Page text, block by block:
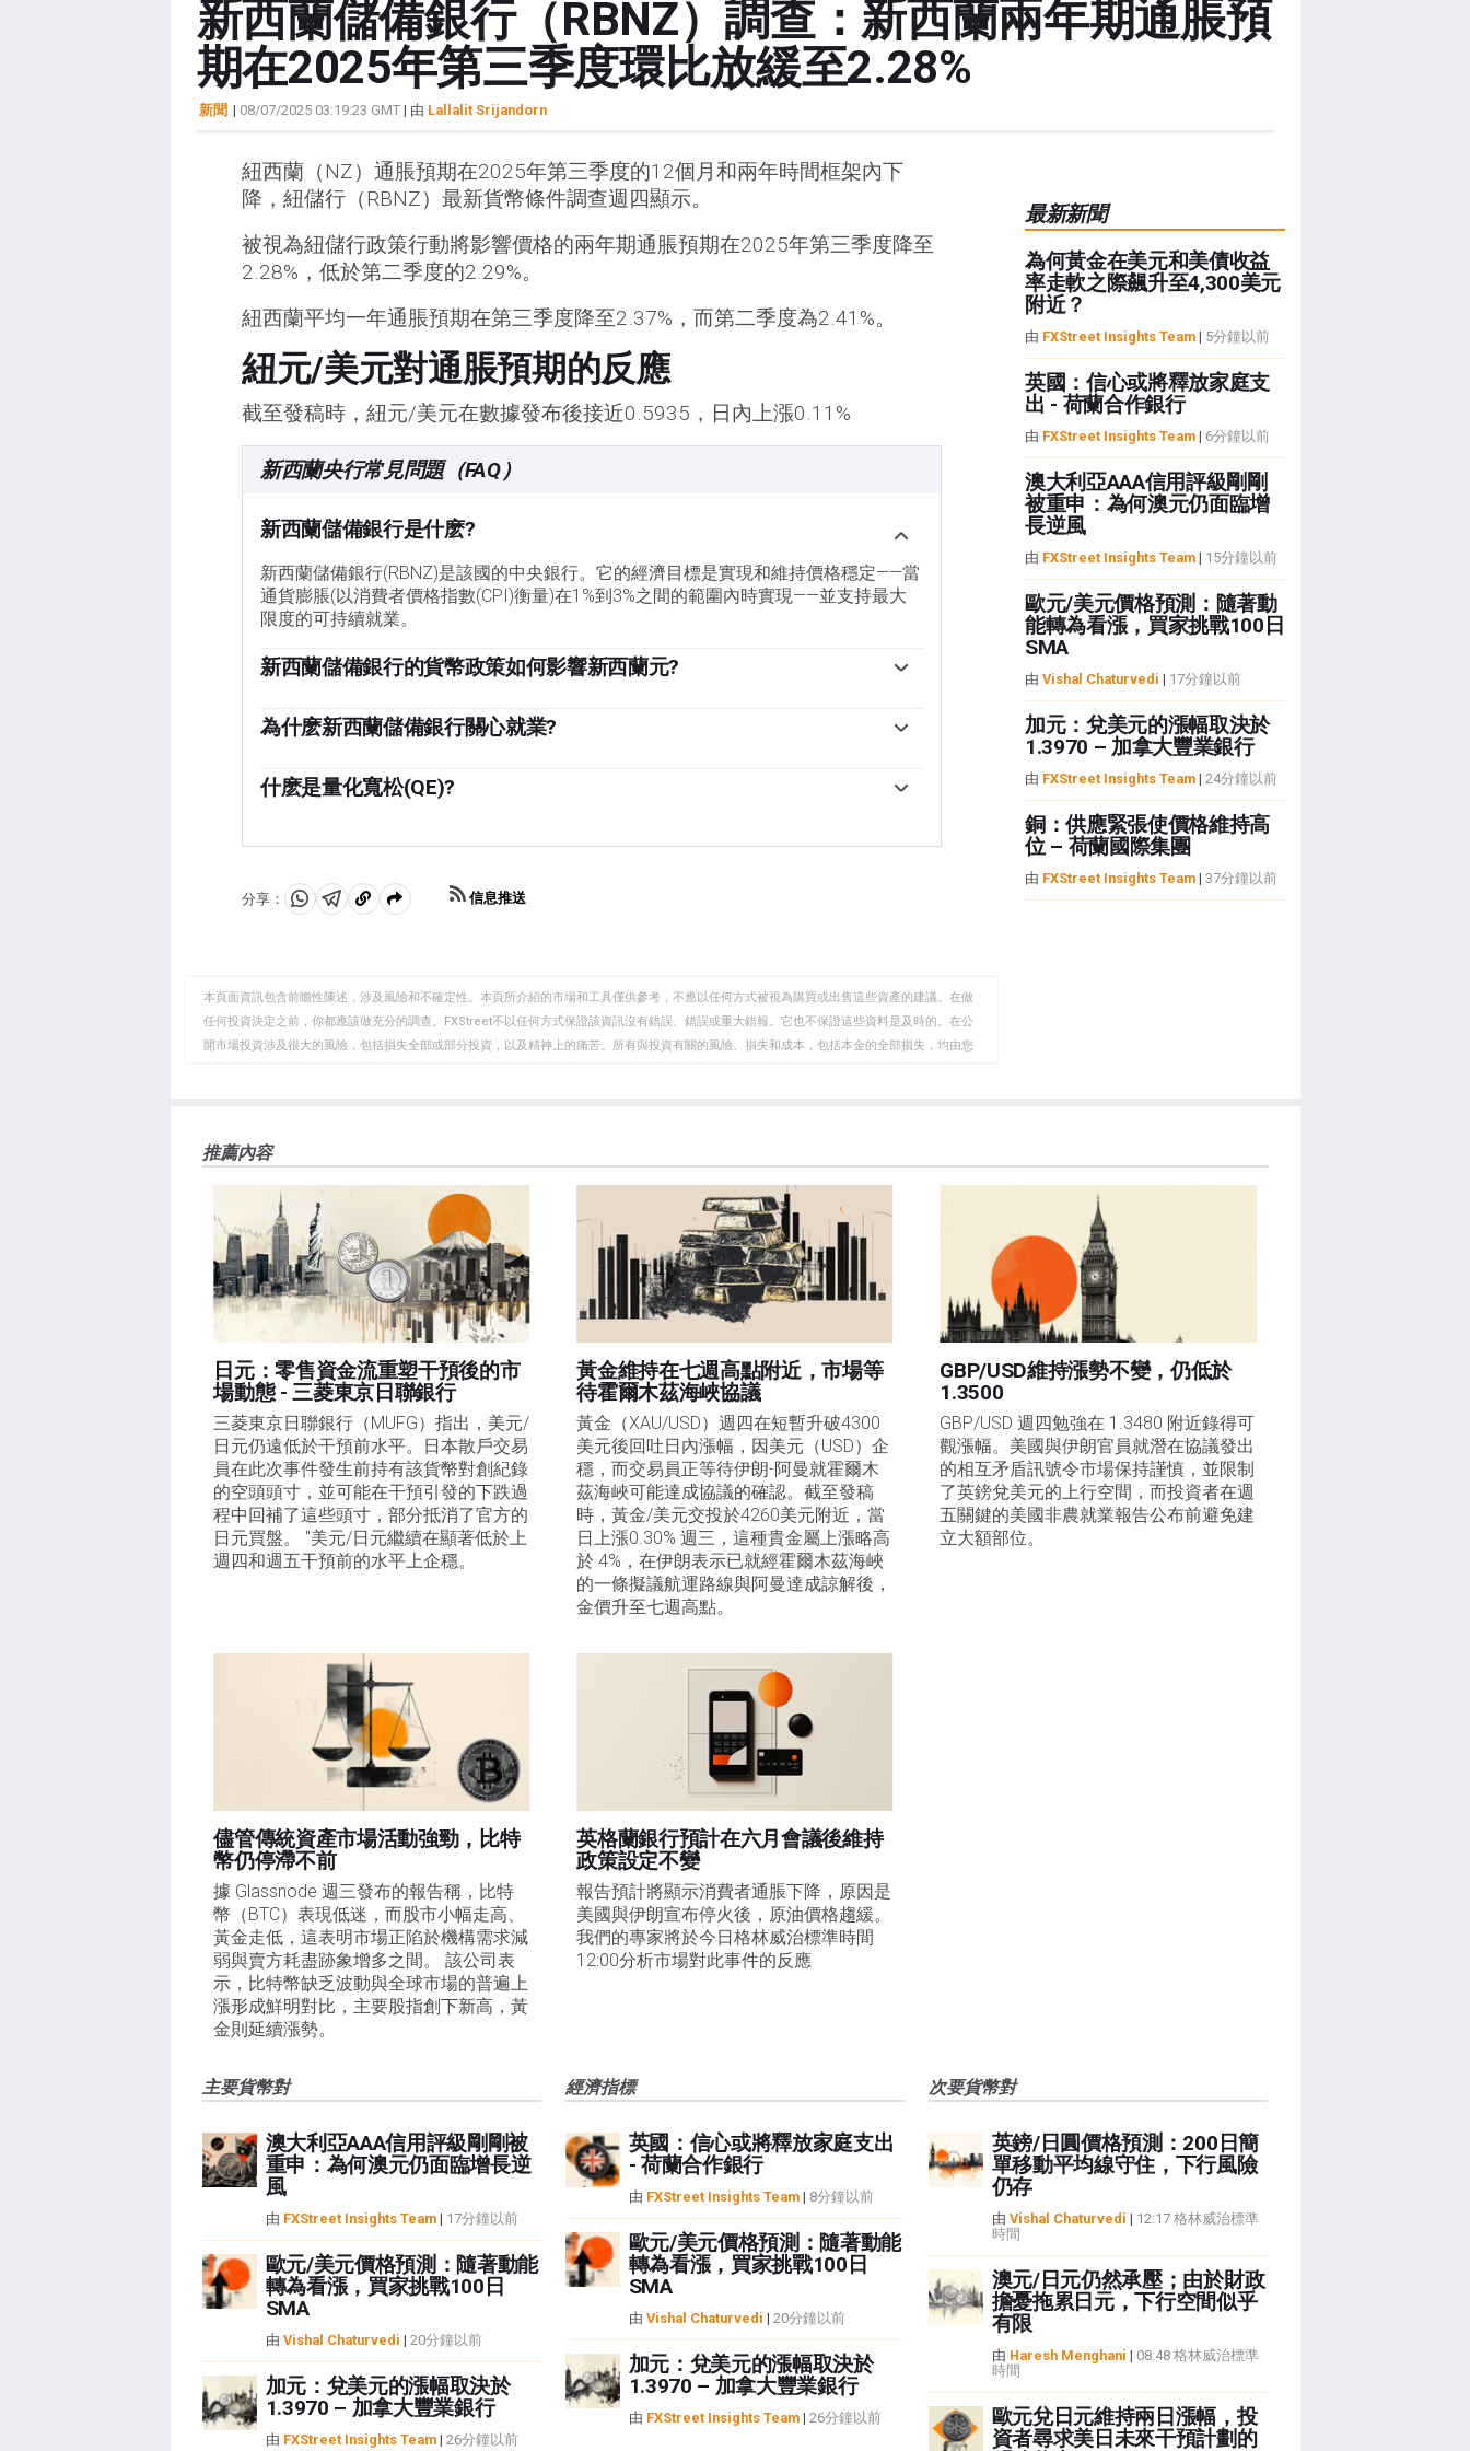
新西蘭儲備銀行（RBNZ）調查：新西蘭兩年期通脹預
期在2025年第三季度環比放緩至2.28%
新聞 | 08/07/2025 03:19:23 GMT| 由 Lallalit Srijandorn
紐西蘭（NZ）通脹預期在2025年第三季度的12個月和兩年時間框架內下
降，紐儲行（RBNZ）最新貨幣條件調查週四顯示。
被視為紐儲行政策行動將影響價格的兩年期通脹預期在2025年第三季度降至
2.28%，低於第二季度的2.29%。
紐西蘭平均一年通脹預期在第三季度降至2.37%，而第二季度為2.41%。
紐元/美元對通脹預期的反應
截至發稿時，紐元/美元在數據發布後接近0.5935，日內上漲0.11%
新西蘭央行常見問題（FAQ）
新西蘭儲備銀行是什麽?
新西蘭儲備銀行(RBNZ)是該國的中央銀行。它的經濟目標是實現和維持價格穩定——當
通貨膨脹(以消費者價格指數(CPI)衡量)在1%到3%之間的範圍內時實現——並支持最大
限度的可持續就業。
新西蘭儲備銀行的貨幣政策如何影響新西蘭元?
(OCR)水平。當通脹高於目標時，央行將試圖通過提高關鍵的OCR來抑製通脹，提高家
的，因為它們會導致更高的收益率，使新西蘭對投資者更具吸引力。相反，低利率往
往會削弱紐元。
為什麽新西蘭儲備銀行關心就業?
脹。新西蘭央行的「最大可持續就業」目標被定義為勞動力資源的最高利用率，可以
將導致物價越來越快地上漲，從而要求貨幣政策委員會提高利率，以控製通脹。」
什麽是量化寬松(QE)?
量化寬松是指新西蘭央行印製本國貨幣，然後用這些貨幣從銀行和其他金融機構購買
量化寬松通常會導致新西蘭元(NZD)走弱。當僅僅降低利率不太可能實現央行的目標
時，量化寬松是最後的手段。新西蘭儲備銀行在Covid-19大流行期間使用了它。
分享：
分
WhatsApp
分
Telegram
複
剪
貼
板
信息推送
本頁面資訊包含前瞻性陳述，涉及風險和不確定性。本頁所介紹的市場和工具僅供參考，不應以任何方式被視為購買或出售這些資產的建議。在做
任何投資決定之前，你都應該做充分的調查。FXStreet不以任何方式保證該資訊沒有錯誤、錯誤或重大錯報。它也不保證這些資料是及時的。在公
開市場投資涉及很大的風險，包括損失全部或部分投資，以及精神上的痛苦。所有與投資有關的風險、損失和成本，包括本金的全部損失，均由您
FXStreet和作者不提供個性化的建議。作者對該資訊的準確性、完整性或適用性不作任何陳述。FXStreet和作者將不承擔任何錯誤，遺漏或任何損
失，傷害或損害由此資訊及其顯示或使用引起的。錯誤和遺漏除外。本文作者和FXStreet並非註冊投資顧問，本文內容無意提供任何投資建議。
最新新聞
為何黃金在美元和美債收益
率走軟之際飆升至4,300美元
附近？
由 FXStreet Insights Team| 5分鐘以前
英國：信心或將釋放家庭支
出 - 荷蘭合作銀行
由 FXStreet Insights Team| 6分鐘以前
澳大利亞AAA信用評級剛剛
被重申：為何澳元仍面臨增
長逆風
由 FXStreet Insights Team| 15分鐘以前
歐元/美元價格預測：隨著動
能轉為看漲，買家挑戰100日
SMA
由 Vishal Chaturvedi | 17分鐘以前
加元：兌美元的漲幅取決於
1.3970 – 加拿大豐業銀行
由 FXStreet Insights Team| 24分鐘以前
銅：供應緊張使價格維持高
位 – 荷蘭國際集團
由 FXStreet Insights Team| 37分鐘以前
推薦內容
日元：零售資金流重塑干預後的市
場動態 - 三菱東京日聯銀行
三菱東京日聯銀行（MUFG）指出，美元/
日元仍遠低於干預前水平。日本散戶交易
員在此次事件發生前持有該貨幣對創紀錄
的空頭頭寸，並可能在干預引發的下跌過
程中回補了這些頭寸，部分抵消了官方的
日元買盤。 "美元/日元繼續在顯著低於上
週四和週五干預前的水平上企穩。
黃金維持在七週高點附近，市場等
待霍爾木茲海峽協議
黃金（XAU/USD）週四在短暫升破4300
美元後回吐日內漲幅，因美元（USD）企
穩，而交易員正等待伊朗-阿曼就霍爾木
茲海峽可能達成協議的確認。截至發稿
時，黃金/美元交投於4260美元附近，當
日上漲0.30% 週三，這種貴金屬上漲略高
於 4%，在伊朗表示已就經霍爾木茲海峽
的一條擬議航運路線與阿曼達成諒解後，
金價升至七週高點。
GBP/USD維持漲勢不變，仍低於
1.3500
GBP/USD 週四勉強在 1.3480 附近錄得可
觀漲幅。美國與伊朗官員就潛在協議發出
的相互矛盾訊號令市場保持謹慎，並限制
了英鎊兌美元的上行空間，而投資者在週
五關鍵的美國非農就業報告公布前避免建
立大額部位。
儘管傳統資產市場活動強勁，比特
幣仍停滯不前
據 Glassnode 週三發布的報告稱，比特
幣（BTC）表現低迷，而股市小幅走高、
黃金走低，這表明市場正陷於機構需求減
弱與賣方耗盡跡象增多之間。 該公司表
示，比特幣缺乏波動與全球市場的普遍上
漲形成鮮明對比，主要股指創下新高，黃
金則延續漲勢。
英格蘭銀行預計在六月會議後維持
政策設定不變
報告預計將顯示消費者通脹下降，原因是
美國與伊朗宣布停火後，原油價格趨緩。
我們的專家將於今日格林威治標準時間
12:00分析市場對此事件的反應
主要貨幣對
澳大利亞AAA信用評級剛剛被
重申：為何澳元仍面臨增長逆
風
由 FXStreet Insights Team| 17分鐘以前
歐元/美元價格預測：隨著動能
轉為看漲，買家挑戰100日
SMA
由 Vishal Chaturvedi | 20分鐘以前
加元：兌美元的漲幅取決於
1.3970 – 加拿大豐業銀行
由 FXStreet Insights Team| 26分鐘以前
經濟指標
英國：信心或將釋放家庭支出
- 荷蘭合作銀行
由 FXStreet Insights Team| 8分鐘以前
歐元/美元價格預測：隨著動能
轉為看漲，買家挑戰100日
SMA
由 Vishal Chaturvedi | 20分鐘以前
加元：兌美元的漲幅取決於
1.3970 – 加拿大豐業銀行
由 FXStreet Insights Team| 26分鐘以前
次要貨幣對
英鎊/日圓價格預測：200日簡
單移動平均線守住，下行風險
仍存
由 Vishal Chaturvedi | 12:17 格林威治標準
時間
澳元/日元仍然承壓；由於財政
擔憂拖累日元，下行空間似乎
有限
由 Haresh Menghani | 08:48 格林威治標準
時間
歐元兌日元維持兩日漲幅，投
資者尋求美日未來干預計劃的